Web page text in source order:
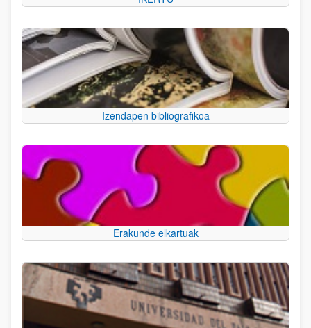
Izendapen bibliografikoa
Erakunde elkartuak